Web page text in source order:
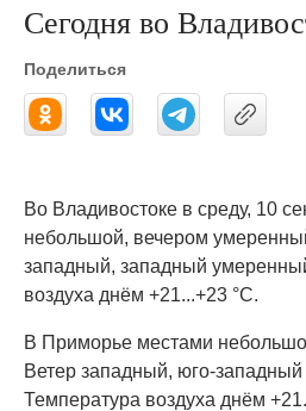
Сегодня во
Поделиться
Во Владивостоке в среду, 10
небольшой, вечером
западный, западный
воздуха днём +21...+23 °C.
В Приморье местами
Ветер западный, юго-
Температура воздуха днём